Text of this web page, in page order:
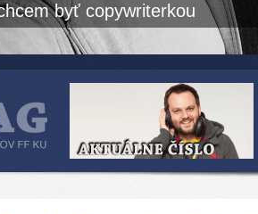
byť copywriterkou